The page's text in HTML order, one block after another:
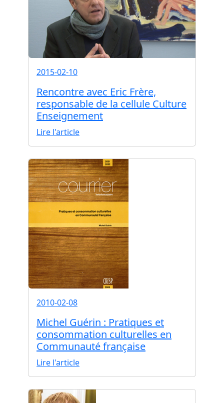
2015-02-10
Rencontre avec Eric Frère,
responsable de la cellule Culture
Enseignement
Lire l'article
2010-02-08
Michel Guérin : Pratiques et
consommation culturelles en
Communauté française
Lire l'article